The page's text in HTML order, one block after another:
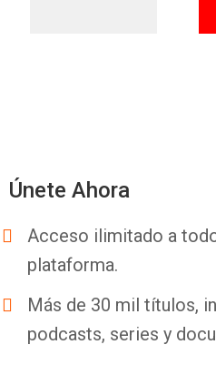
Únete Ahora
Acceso ilimitado a
plataforma.
Más de 30 mil títulos,
podcasts, series y